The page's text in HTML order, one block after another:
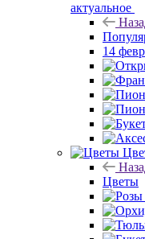
актуальное
14
Цветы